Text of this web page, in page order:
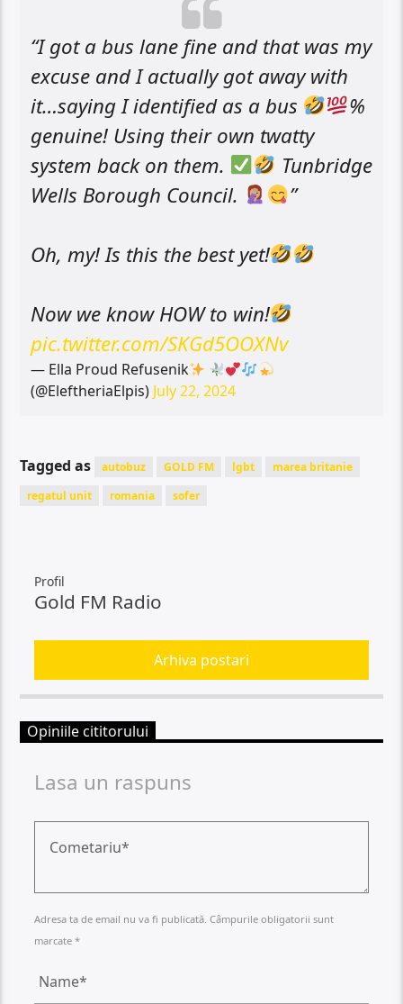
“I got a bus lane fine and that was my
excuse and I actually got away with
it…saying I identified as a bus
%
genuine! Using their own twatty
system back on them.
Tunbridge
Wells Borough Council.
”
Oh, my! Is this the best yet!
Now we know HOW to win!
pic.twitter.com/SKGd5OOXNv
— Ella Proud Refusenik
(@EleftheriaElpis) July 22, 2024
Tagged as autobuz GOLD FM lgbt
marea britanie
regatul unit
romania sofer
Profil
Gold FM Radio
Arhiva postari
Opiniile cititorului
Lasa un raspuns
Adresa ta de email nu va fi publicată. Câmpurile obligatorii sunt
marcate *